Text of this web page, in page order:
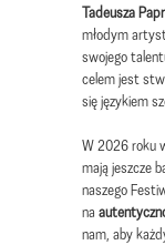
Tadeusza
młodym
swojego
celem jest
się językiem
W 2026 roku
mają jeszcze
naszego
na
nam, aby